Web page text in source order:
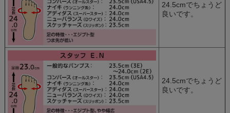
24.5cmでちょうど
良いです。
24.5cmでちょうど
良いです。